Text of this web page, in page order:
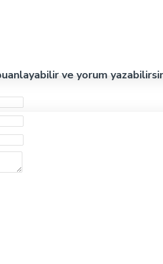
ve yorum